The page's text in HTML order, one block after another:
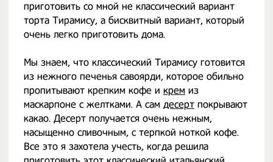
приготовить со мной не классический вариант
торта Тирамису, а бисквитный вариант, который
очень легко приготовить дома.
Мы знаем, что классический Тирамису готовится
из нежного печенья савоярди, которое обильно
пропитывают крепким кофе и крем из
маскарпоне с желтками. А сам десерт покрывают
какао. Десерт получается очень нежным,
насыщенно сливочным, с терпкой ноткой кофе.
Все это я захотела учесть, когда решила